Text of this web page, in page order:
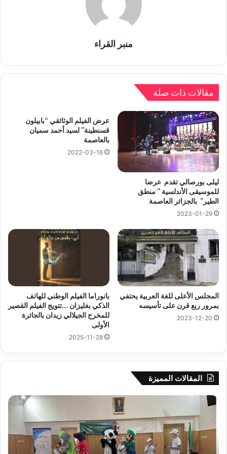
منبر القراء
مقالات ذات صلة
ليلى بورصالي تقدم عرضا
للموسيقى الأندلسية ” منطق
الطير” بالجزائر العاصمة
2023-01-29
عرض الفيلم الوثائقي “بابيلون
قسنطينة” لسيد أحمد سميان
بالعاصمة
2022-03-16
المجلس الأعلى للغة العربية يحتفي
بمرور ربع قرن على تأسيسه
2023-12-20
بانوراما الفيلم الوطني للهاتف
الذكي بغليزان …تتويج الفيلم القصير
للمخرج الجيلالي زيدان بالجائرة
الأولى
2025-11-28
المقالات المميزة
جيجل:
المخيم